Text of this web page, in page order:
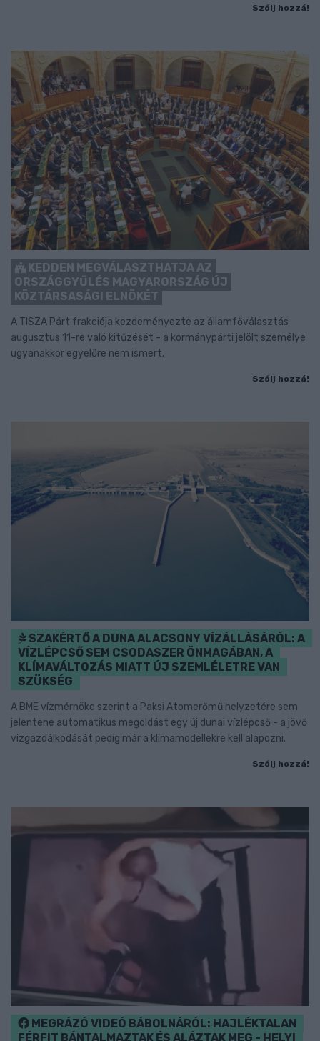
Szólj hozzá!
KEDDEN MEGVÁLASZTHATJA AZ
ORSZÁGGYŰLÉS MAGYARORSZÁG ÚJ
KÖZTÁRSASÁGI ELNÖKÉT
A TISZA Párt frakciója kezdeményezte az államfőválasztás
augusztus 11-re való kitűzését - a kormánypárti jelölt személye
ugyanakkor egyelőre nem ismert.
Szólj hozzá!
SZAKÉRTŐ A DUNA ALACSONY VÍZÁLLÁSÁRÓL: A
VÍZLÉPCSŐ SEM CSODASZER ÖNMAGÁBAN, A
KLÍMAVÁLTOZÁS MIATT ÚJ SZEMLÉLETRE VAN
SZÜKSÉG
A BME vízmérnöke szerint a Paksi Atomerőmű helyzetére sem
jelentene automatikus megoldást egy új dunai vízlépcső - a jövő
vízgazdálkodását pedig már a klímamodellekre kell alapozni.
Szólj hozzá!
MEGRÁZÓ VIDEÓ BÁBOLNÁRÓL: HAJLÉKTALAN
FÉRFIT BÁNTALMAZTAK ÉS ALÁZTAK MEG - HELYI